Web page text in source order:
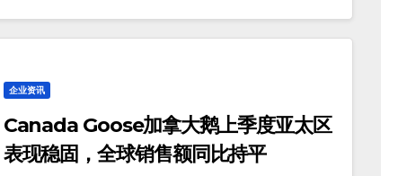
企业资讯
Canada Goose加拿大鹅上季度亚太区
表现稳固，全球销售额同比持平